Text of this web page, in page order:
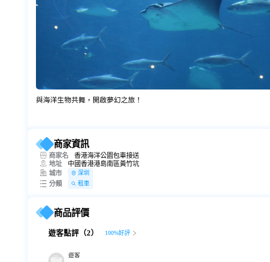
與海洋生物共舞，開啟夢幻之旅！
商家資訊
商家名
香港海洋公園包車接送
地址
中國香港港島南區黃竹坑
城市
深圳
分類 租車
商品評價
遊客點評（2） 100%好評
遊客